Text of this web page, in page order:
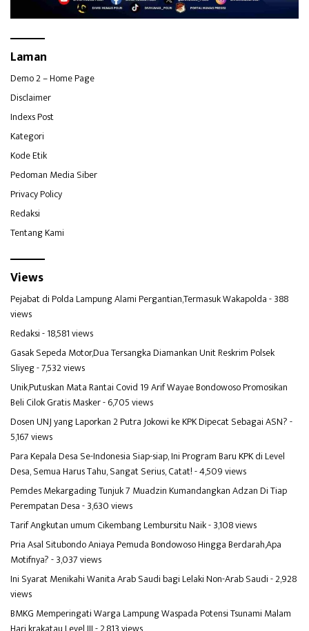
Laman
Demo 2 – Home Page
Disclaimer
Indexs Post
Kategori
Kode Etik
Pedoman Media Siber
Privacy Policy
Redaksi
Tentang Kami
Views
Pejabat di Polda Lampung Alami Pergantian,Termasuk Wakapolda- 388
views
Redaksi- 18,581 views
Gasak Sepeda Motor,Dua Tersangka Diamankan Unit Reskrim Polsek
Sliyeg- 7,532 views
Unik,Putuskan Mata Rantai Covid 19 Arif Wayae Bondowoso Promosikan
Beli Cilok Gratis Masker- 6,705 views
Dosen UNJ yang Laporkan 2 Putra Jokowi ke KPK Dipecat Sebagai ASN?-
5,167 views
Para Kepala Desa Se-Indonesia Siap-siap, Ini Program Baru KPK di Level
Desa, Semua Harus Tahu, Sangat Serius, Catat!- 4,509 views
Pemdes Mekargading Tunjuk 7 Muadzin Kumandangkan Adzan Di Tiap
Perempatan Desa- 3,630 views
Tarif Angkutan umum Cikembang Lembursitu Naik- 3,108 views
Pria Asal Situbondo Aniaya Pemuda Bondowoso Hingga Berdarah,Apa
Motifnya?- 3,037 views
Ini Syarat Menikahi Wanita Arab Saudi bagi Lelaki Non-Arab Saudi- 2,928
views
BMKG Memperingati Warga Lampung Waspada Potensi Tsunami Malam